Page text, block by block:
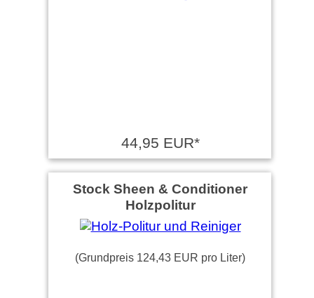
44,95 EUR*
Stock Sheen & Conditioner
Holzpolitur
(Grundpreis 124,43 EUR pro Liter)